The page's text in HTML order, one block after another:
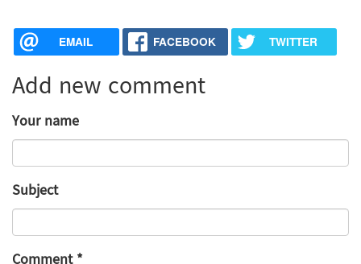
EMAIL FACEBOOK TWITTER
Add new comment
Your name
Subject